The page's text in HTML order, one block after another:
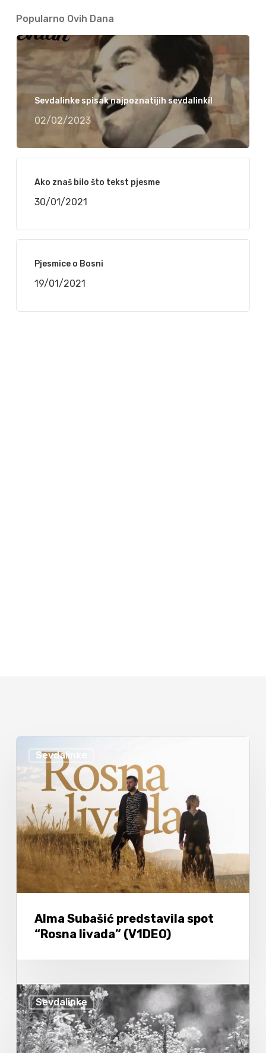
Popularno Ovih Dana
Sevdalinke spisak najpoznatijih sevdalinki!
02/02/2023
Ako znaš bilo što tekst pjesme
30/01/2021
Pjesmice o Bosni
19/01/2021
Sevdalinke
Alma Subašić predstavila spot
“Rosna livada” (V1DEO)
Sevdalinke